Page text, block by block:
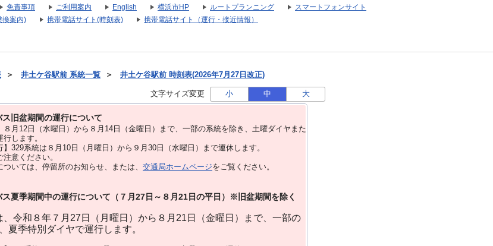
免責事項 ご利用案内 English 横浜市HP ルートプランニング
スマートフォンサイト
換案内)
携帯電話サイト(時刻表) 携帯電話サイト（運行・接近情報）
＞ 井土ケ谷駅前 系統一覧 ＞ 井土ケ谷駅前 時刻表(2026年7月27日改正)
文字サイズ変更 小 中 大
旧盆期間の運行について
⽉12⽇（水曜日）から８⽉14⽇（金曜日）まで、⼀部の系統を除き、⼟曜ダイヤまた
します。
329系統は８月10日（月曜日）から９月30日（水曜日）まで運休します。
意ください。
ついては、停留所のお知らせ、または、 交通局ホームページをご覧ください。
夏季期間中の運行について（７月27日～８月21日の平日）※旧盆期間を除く
、令和８年７月27日（月曜日）から８月21日（金曜日）まで、一部の
夏季特別ダイヤで運行します。